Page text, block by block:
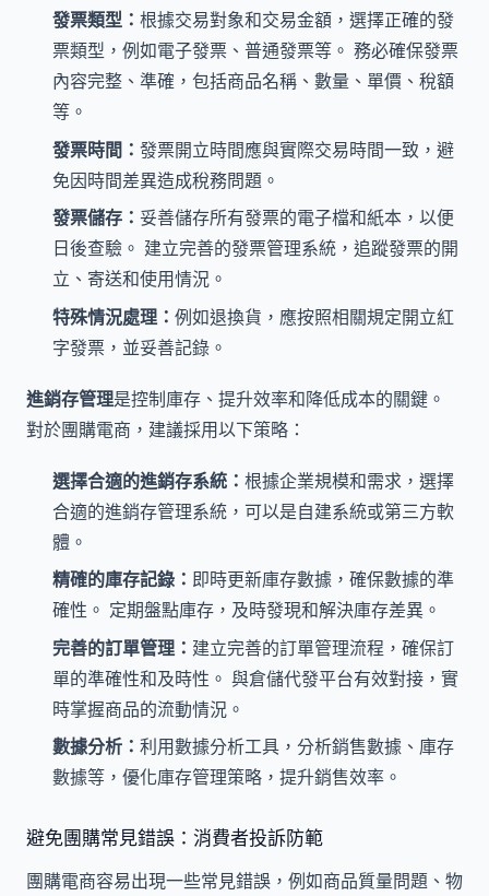
發票類型： 根據交易對象和交易金額，選擇正確的發
票類型，例如電子發票、普通發票等。 務必確保發票
內容完整、準確，包括商品名稱、數量、單價、稅額
等。
發票時間： 發票開立時間應與實際交易時間一致，避
免因時間差異造成稅務問題。
發票儲存： 妥善儲存所有發票的電子檔和紙本，以便
日後查驗。 建立完善的發票管理系統，追蹤發票的開
立、寄送和使用情況。
特殊情況處理： 例如退換貨，應按照相關規定開立紅
字發票，並妥善記錄。
進銷存管理是控制庫存、提升效率和降低成本的關鍵。
對於團購電商，建議採用以下策略：
選擇合適的進銷存系統： 根據企業規模和需求，選擇
合適的進銷存管理系統，可以是自建系統或第三方軟
體。
精確的庫存記錄： 即時更新庫存數據，確保數據的準
確性。 定期盤點庫存，及時發現和解決庫存差異。
完善的訂單管理： 建立完善的訂單管理流程，確保訂
單的準確性和及時性。 與倉儲代發平台有效對接，實
時掌握商品的流動情況。
數據分析： 利用數據分析工具，分析銷售數據、庫存
數據等，優化庫存管理策略，提升銷售效率。
避免團購常見錯誤：消費者投訴防範
團購電商容易出現一些常見錯誤，例如商品質量問題、物